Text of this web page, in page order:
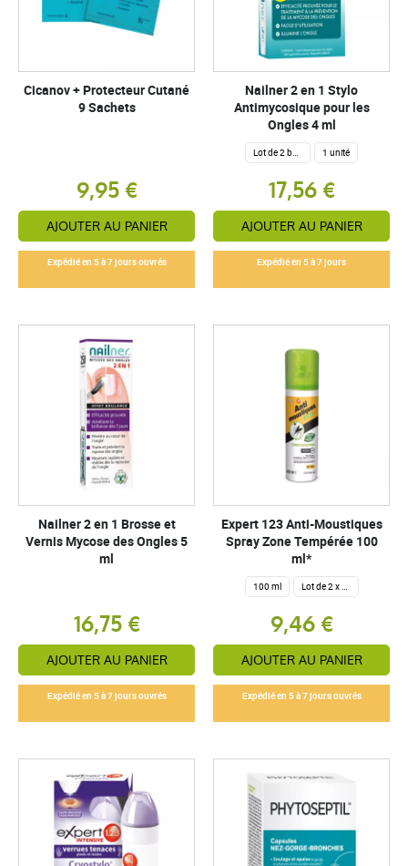
Cicanov + Protecteur Cutané
9 Sachets
9,95 €
AJOUTER AU PANIER
Expédié en 5 à 7 jours ouvrés
Nailner 2 en 1 Stylo
Antimycosique pour les
Ongles 4 ml
Lot de 2 boites 1 unité
17,56 €
AJOUTER AU PANIER
Expédié en 5 à 7 jours
Nailner 2 en 1 Brosse et
Vernis Mycose des Ongles 5
ml
16,75 €
AJOUTER AU PANIER
Expédié en 5 à 7 jours ouvrés
Expert 123 Anti-Moustiques
Spray Zone Tempérée 100
ml*
100 ml Lot de 2 x 100 ml
9,46 €
AJOUTER AU PANIER
Expédié en 5 à 7 jours ouvrés